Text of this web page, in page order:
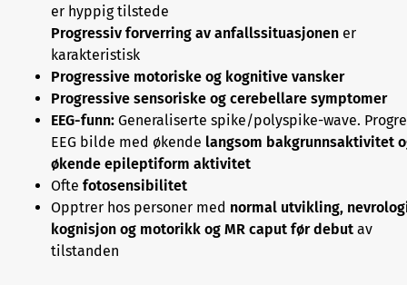
er hyppig tilstede
Progressiv forverring av anfallssituasjonen er
karakteristisk
Progressive motoriske og kognitive vansker
Progressive sensoriske og cerebellare symptomer
EEG-funn: Generaliserte spike/polyspike-wave.
EEG bilde med økende langsom bakgrunnsaktivitet
økende epileptiform aktivitet
Ofte fotosensibilitet
Opptrer hos personer med normal utvikling,
kognisjon og motorikk og MR caput før debut av
tilstanden